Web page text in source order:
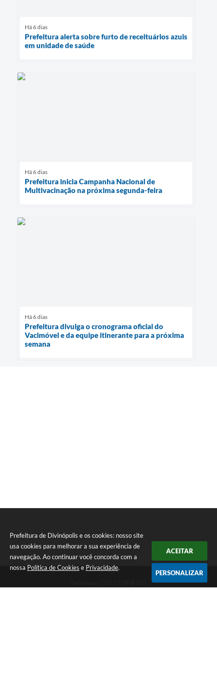
Prefeitura de Divinópolis e os cookies: nosso site
usa cookies para melhorar a sua experiência de
navegação. Ao continuar você concorda com a
nossa Política de Cookies e Privacidade.
ACEITAR
PERSONALIZAR
Há 6 dias
Prefeitura alerta sobre furto de receituários azuis
em unidade de saúde
Há 6 dias
Prefeitura inicia Campanha Nacional de
Multivacinação na próxima segunda-feira
Há 6 dias
Prefeitura divulga o cronograma oficial do
Vacimóvel e da equipe itinerante para a próxima
semana